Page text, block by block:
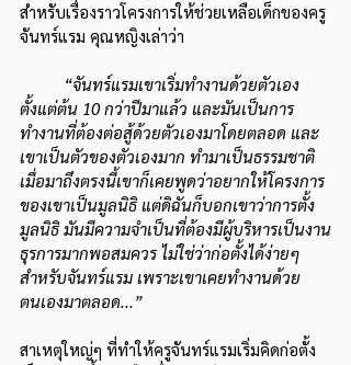
สำหรับเรื่องราวโครงการให้ช่วยเหลือเด็กของครู
จันทร์แรม คุณหญิงเล่าว่า
“จันทร์แรมเขาเริ่มทำงานด้วยตัวเอง
ตั้งแต่ต้น 10 กว่าปีมาแล้ว และมันเป็นการ
ทำงานที่ต้องต่อสู้ด้วยตัวเองมาโดยตลอด และ
เขาเป็นตัวของตัวเองมาก ทำมาเป็นธรรมชาติ
เมื่อมาถึงตรงนี้เขาก็เคยพูดว่าอยากให้โครงการ
ของเขาเป็นมูลนิธิ แต่ดิฉันก็บอกเขาว่าการตั้ง
มูลนิธิ มันมีความจำเป็นที่ต้องมีผู้บริหารเป็นงาน
ธุรการมากพอสมควร ไม่ใช่ว่าก่อตั้งได้ง่ายๆ
สำหรับจันทร์แรม เพราะเขาเคยทำงานด้วย
ตนเองมาตลอด...”
สาเหตุใหญ่ๆ ที่ทำให้ครูจันทร์แรมเริ่มคิดก่อตั้ง